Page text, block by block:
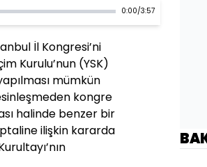
0:00/3:57
İl Kongresi’ni
Kurulu’nun (YSK)
mümkün
kongre
halinde benzer bir
ilişkin kararda